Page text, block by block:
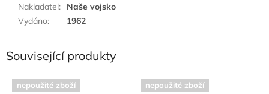
Nakladatel:
Naše vojsko
Vydáno: 1962
Související produkty
nepoužité zboží nepoužité zboží